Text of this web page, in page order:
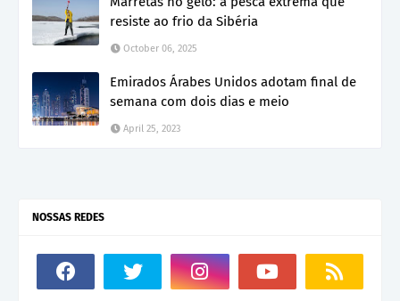
resiste ao frio da Sibéria
October 06, 2025
Emirados Árabes Unidos adotam final de
semana com dois dias e meio
April 25, 2023
NOSSAS REDES